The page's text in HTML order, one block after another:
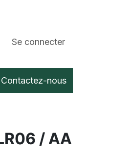
Se connecter
Contactez-nous
/ AA